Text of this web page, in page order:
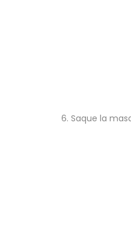
6. Saque la